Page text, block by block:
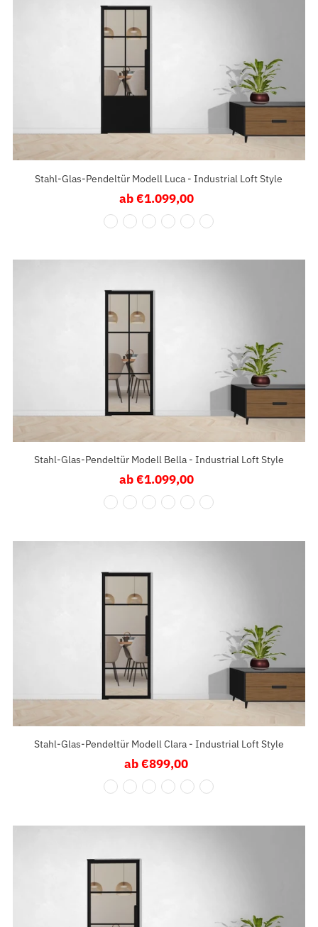
Stahl-Glas-Pendeltür Modell Luca - Industrial Loft Style
Regulärer
Preis
ab €1.099,00
Stahl-Glas-Pendeltür Modell Bella - Industrial Loft Style
Regulärer
Preis
ab €1.099,00
Stahl-Glas-Pendeltür Modell Clara - Industrial Loft Style
Regulärer
Preis
ab €899,00